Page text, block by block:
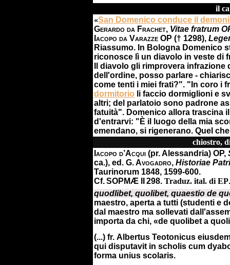
il
«San Domenico conduce il
Gerardo da Frachet, Vitae fratrum
Iacopo da Varazze OP († 1298),
Riassumo. In Bologna Domenico
riconosce lì un diavolo in veste di
Il diavolo gli rimprovera
dell'ordine, posso parlare -
come tenti i miei frati?". "In coro i
dormitorio li faccio dormiglioni e
altri; del parlatoio sono padrone
fatuità". Domenico allora trascina
d'entrarvi: "È il luogo della mia
emendano, si rigenerano. Quel
chiostro,
Iacopo d’Acqui (pr. Alessandria) OP,
ca.), ed. G. Avogadro, Historiae
Taurinorum 1848, 1599-600.
Cf. SOPMÆ II 298. Traduz. ital. di EP.
quodlibet, quolibet, quaestio de
maestro, aperta a tutti (studenti e
dal maestro ma sollevati
importa da chi, «de quolibet a
(...) fr. Albertus Teotonicus
qui disputavit in scholis cum
forma unius scolaris.